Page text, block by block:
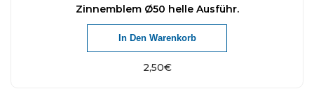
Zinnemblem Ø50 helle Ausführ.
2,50€
In Den Warenkorb